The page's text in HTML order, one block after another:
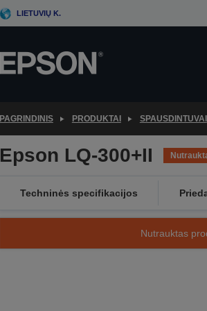
LIETUVIŲ K.
PAGRINDINIS PRODUKTAI SPAUSDINTUVAI
Epson LQ-300+II
Techninės specifikacijos
Nutrauktas